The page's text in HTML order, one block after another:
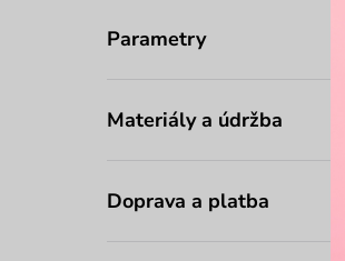
Parametry
Materiály a údržba
Doprava a platba